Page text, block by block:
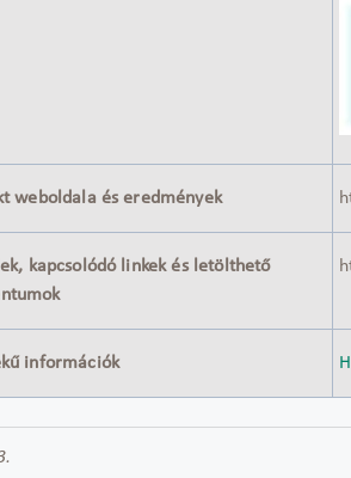
weboldala és eredmények
kapcsolódó linkek és letölthető
információk